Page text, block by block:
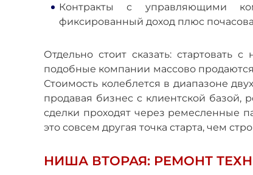
Контракты с управляющими
фиксированный доход плюс
Отдельно стоит сказать:
подобные компании массово
Стоимость колеблется в диапазоне
продавая бизнес с клиентской базой,
сделки проходят через ремесленные
это совсем другая точка старта, чем
НИША ВТОРАЯ: РЕМОНТ